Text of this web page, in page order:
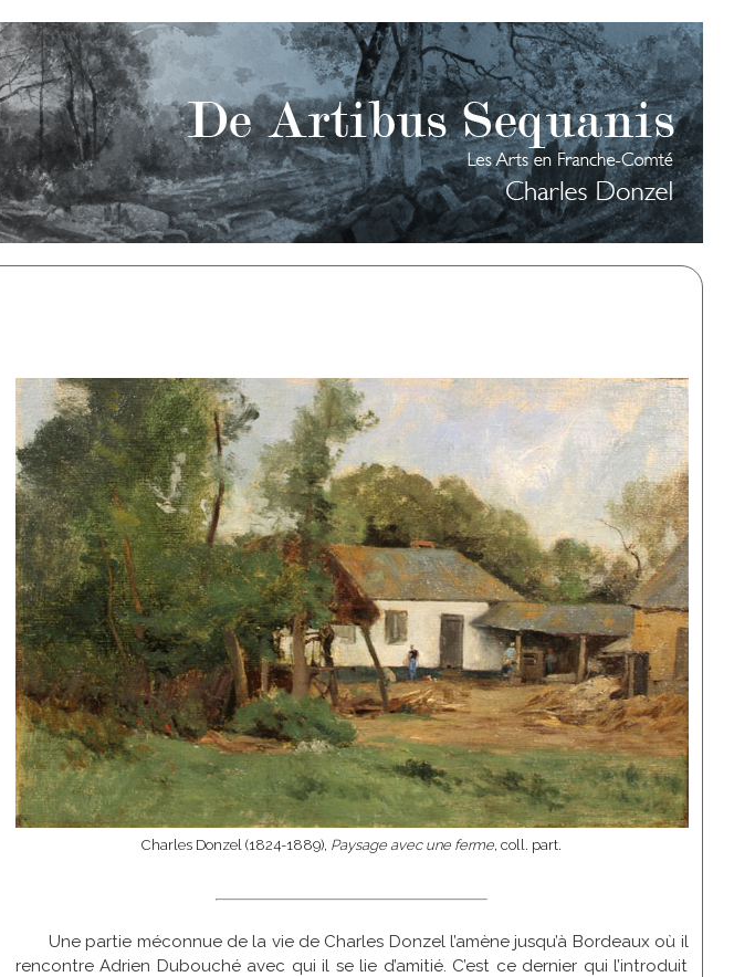
Charles Donzel (1824-1889), Paysage avec une ferme, coll. part.
Une partie méconnue de la vie de Charles Donzel l’amène jusqu’à Bordeaux où il
rencontre Adrien Dubouché avec qui il se lie d’amitié. C’est ce dernier qui l’introduit